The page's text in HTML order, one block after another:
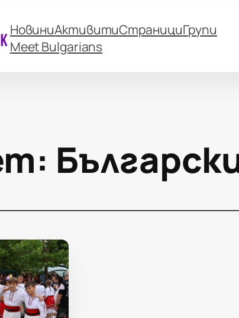
НовиниАктивитиСтранициГрупи
Meet Bulgarians